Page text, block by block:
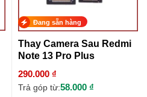
Thay Camera Sau Redmi
Note 13 Pro Plus
290.000 ₫
Trả góp từ:58.000 ₫
Đang sẵn hàng